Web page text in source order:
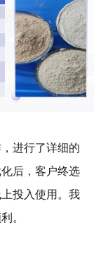
进行了详细的
后，客户终选
投入使用。我
。